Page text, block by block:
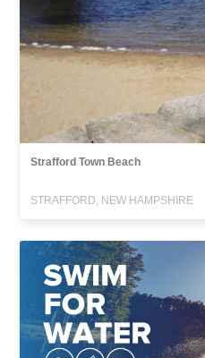
Strafford Town Beach
STRAFFORD, NEW HAMPSHIRE